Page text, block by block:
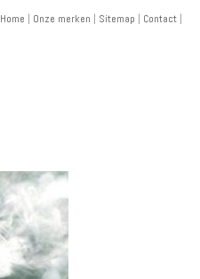
Home | Onze merken | Sitemap | Contact |